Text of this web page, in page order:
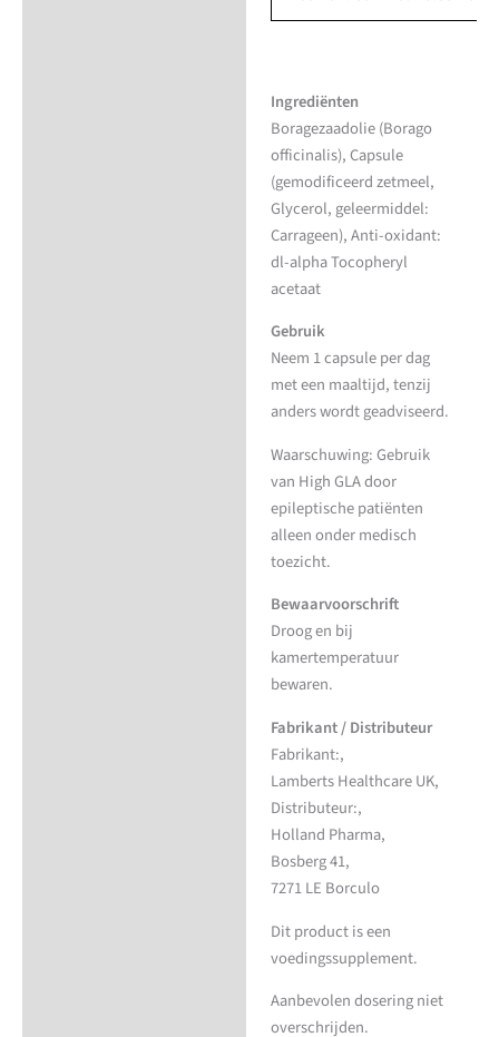
Ingrediënten
Boragezaadolie (Borago
officinalis), Capsule
(gemodificeerd zetmeel,
Glycerol, geleermiddel:
Carrageen), Anti-oxidant:
dl-alpha Tocopheryl
acetaat
Gebruik
Neem 1 capsule per dag
met een maaltijd, tenzij
anders wordt geadviseerd.
Waarschuwing: Gebruik
van High GLA door
epileptische patiënten
alleen onder medisch
toezicht.
Bewaarvoorschrift
Droog en bij
kamertemperatuur
bewaren.
Fabrikant / Distributeur
Fabrikant:,
Lamberts Healthcare UK,
Distributeur:,
Holland Pharma,
Bosberg 41,
7271 LE Borculo
Dit product is een
voedingssupplement.
Aanbevolen dosering niet
overschrijden.